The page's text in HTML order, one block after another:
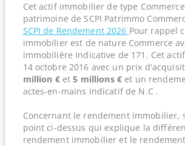
Cet actif immobilier de type
patrimoine de SCPI Patrimmo
SCPI de Rendement 2026 Pour rappel
immobilier est de nature Commerce
immobilière indicative de 171. Cet
14 octobre 2016 avec un prix
million €et5 millions € et un
actes-en-mains indicatif de N.C .
Concernant le rendement immobilier,
point ci-dessus qui explique la
rendement immobilier et le rendement